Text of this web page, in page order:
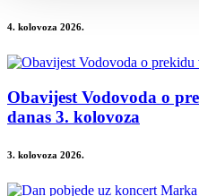
4. kolovoza 2026.
Obavijest Vodovoda o
danas 3. kolovoza
3. kolovoza 2026.